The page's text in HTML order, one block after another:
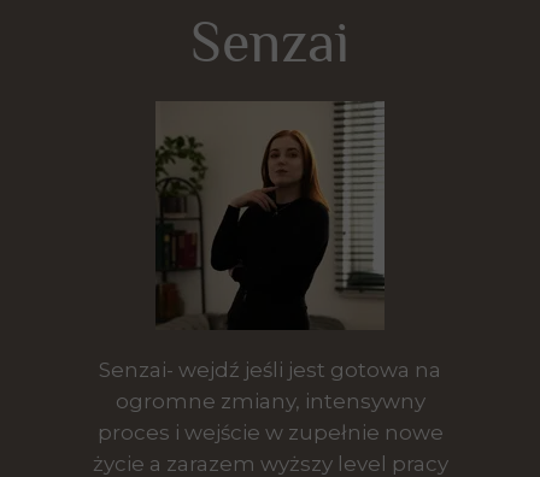
Senzai
Senzai- wejdź jeśli jest gotowa na
ogromne zmiany, intensywny
proces i wejście w zupełnie nowe
życie a zarazem wyższy level pracy